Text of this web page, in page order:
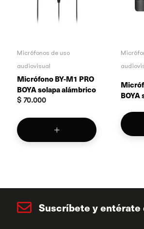
Micrófonos de uso
audiovisual
Micrófono BY-M1 PRO
BOYA solapa alámbrico
$ 70.000
BOYA
Suscríbete y entérate